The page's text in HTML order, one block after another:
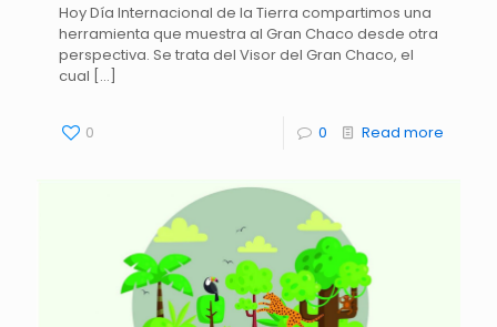
Hoy Día Internacional de la Tierra compartimos una
herramienta que muestra al Gran Chaco desde otra
perspectiva. Se trata del Visor del Gran Chaco, el
cual […]
0 0 Read more